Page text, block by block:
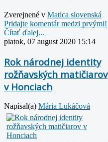
Zverejnené v Matica slovenská
Pridajte komentár medzi prvými!
Čítať ďalej...
piatok, 07 august 2020 15:14
Rok národnej identity
rožňavských matičiarov
v Honciach
Napísal(a) Mária Lukáčová